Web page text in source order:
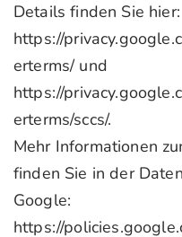
Details finden Sie hier:
https://
erterms/ und
https://
erterms/sccs/.
Mehr Informationen
finden Sie in der
Google:
https://